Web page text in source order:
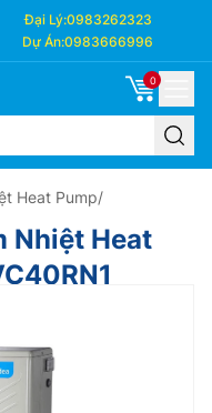
Đại Lý:0983262323
Dự Án:0983666996
0
Heat Pump/
Nhiệt Heat